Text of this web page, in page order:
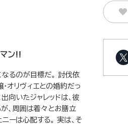
ン!!
るのが目標だ。 討伐依
オリヴィエとの婚約だっ
向いたジャレッドは、彼
、周囲は着々とお膳立
ーは心配する。 実は、そ